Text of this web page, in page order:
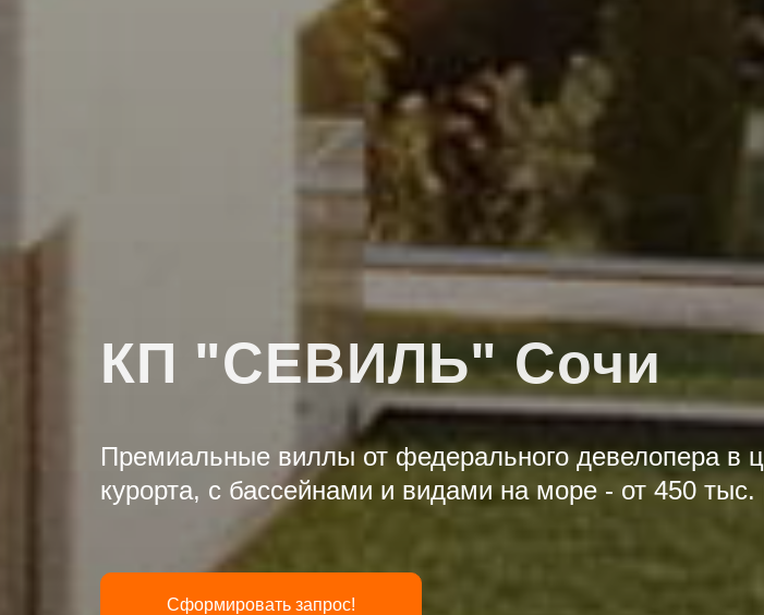
КП "СЕВИЛЬ" Сочи
Премиальные виллы от федерального девелопера в
курорта, с бассейнами и видами на море - от 450
Сформировать запрос!